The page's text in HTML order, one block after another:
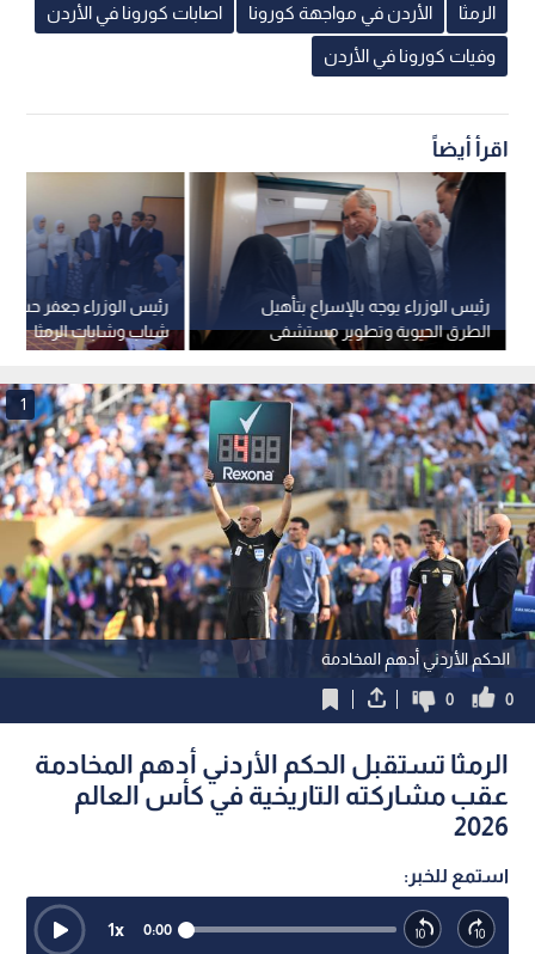
الرمثا الأردن في مواجهة كورونا اصابات كورونا في الأردن
وفيات كورونا في الأردن
اقرأ أيضاً
رئيس الوزراء جعفر
شباب وشابات الرمثا
رئيس الوزراء يوجه بالإسراع بتأهيل
الطرق الحيوية وتطوير مستشفى
الرمثا الحكومي
الحكم الأردني أدهم المخادمة
1
0
0
الرمثا تستقبل الحكم الأردني أدهم المخادمة
عقب مشاركته التاريخية في كأس العالم
2026
استمع للخبر:
0:00
1x